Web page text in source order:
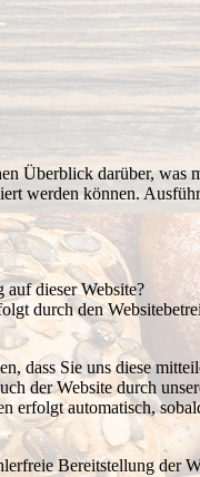
Überblick darüber, was
werden können.
dieser Website?
durch den
dass Sie uns diese
der Website durch
erfolgt automatisch,
Bereitstellung der